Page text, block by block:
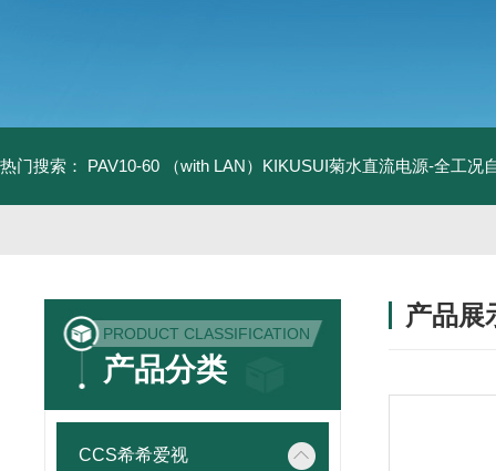
热门搜索： PAV10-60 （with LAN）KIKUSUI菊水直流电源-全工况
PRODUCT CLASSIFICATION
产品分类
CCS希希爱视
产品展